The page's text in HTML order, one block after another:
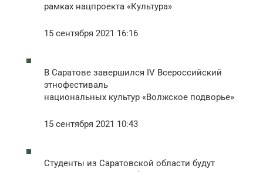
рамках нацпроекта «Культура»
15 сентября 2021 16:16
В Саратове завершился IV Всероссийский
этнофестиваль
национальных культур «Волжское подворье»
15 сентября 2021 10:43
Студенты из Саратовской области будут